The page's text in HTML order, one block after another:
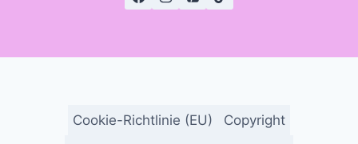
Cookie-Richtlinie (EU)
Copyright